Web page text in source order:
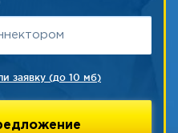
заявку (до 10 мб)